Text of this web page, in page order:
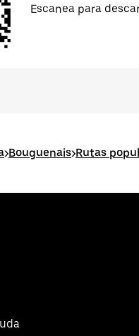
Escanea para
>Bouguenais>Rutas